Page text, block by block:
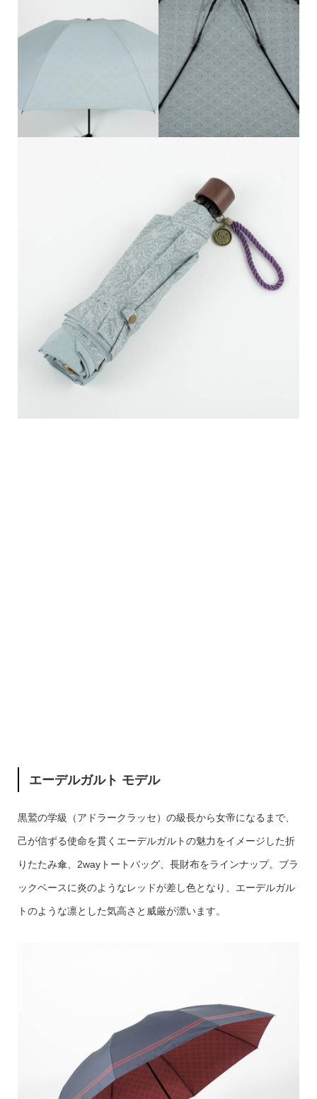
エーデルガルト モデル
黒鷲の学級（アドラークラッセ）の級長から女帝になるまで、
己が信ずる使命を貫くエーデルガルトの魅力をイメージした折
りたたみ傘、2wayトートバッグ、長財布をラインナップ。ブラ
ックベースに炎のようなレッドが差し色となり、エーデルガル
トのような凛とした気高さと威厳が漂います。